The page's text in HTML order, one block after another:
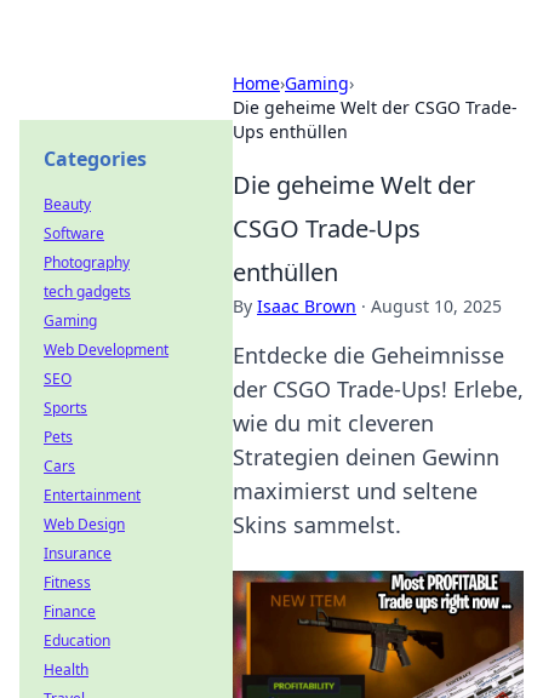
Home›Gaming›
Die geheime Welt der CSGO Trade-
Ups enthüllen
Die geheime Welt der
CSGO Trade-Ups
enthüllen
By Isaac Brown · August 10, 2025
Entdecke die Geheimnisse
der CSGO Trade-Ups! Erlebe,
wie du mit cleveren
Strategien deinen Gewinn
maximierst und seltene
Skins sammelst.
Categories
Beauty
Software
Photography
tech gadgets
Gaming
Web Development
SEO
Sports
Pets
Cars
Entertainment
Web Design
Insurance
Fitness
Finance
Education
Health